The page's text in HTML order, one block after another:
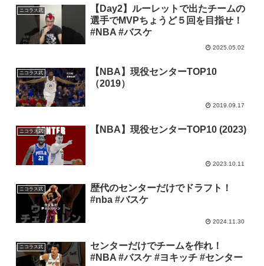
ニコラス武
【Day2】ルーレットで出たチームの
選手でMVPちょうど５回を目指せ！
#NBA #バスケ
2025.05.02
ニコラス武
【NBA】現役センターTOP10
（2019）
2019.09.17
ニコラス武 【NBA】現役センターTOP10 (2023)
2023.10.11
ニコラス武
歴代のセンターだけでドラフト！
#nba #バスケ
2024.11.30
ニコラス武
センターだけでチームを作れ！
#NBA #バスケ #ヨキッチ #センター